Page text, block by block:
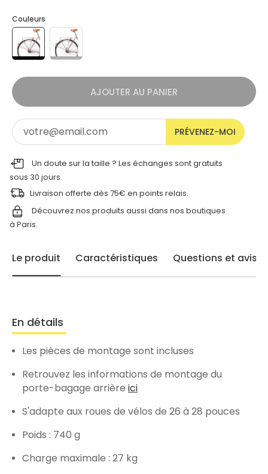
Couleurs
AJOUTER AU PANIER
PRÉVENEZ-MOI
Un doute sur la taille ? Les échanges sont gratuits
sous 30 jours.
Livraison offerte dès 75€ en points relais.
Découvrez nos produits aussi dans nos boutiques
à Paris.
Le produit Caractéristiques Questions et avis
En détails
Les pièces de montage sont incluses
Retrouvez les informations de montage du
porte-bagage arrière ici
S'adapte aux roues de vélos de 26 à 28 pouces
Poids : 740 g
Charge maximale : 27 kg